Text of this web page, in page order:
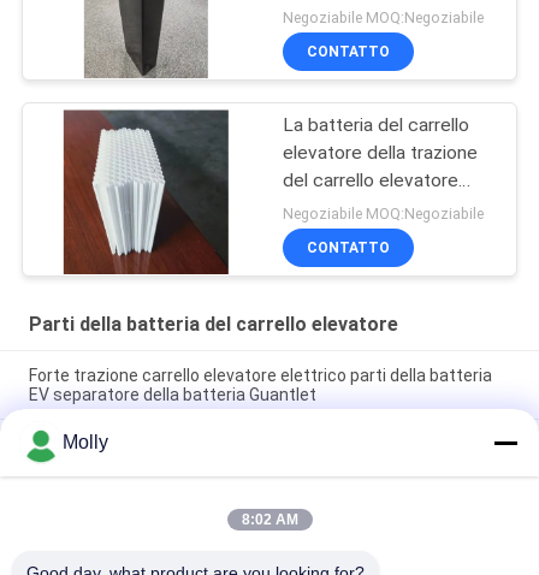
con materiale PP vergine
al 100% e dimensioni
personalizzabili - Scatola
Negoziabile MOQ:Negoziabile
CONTATTO
La batteria del carrello
elevatore della trazione
del carrello elevatore
parte il guantone di
protezione della batteria
tessuto 15tubesTubular
Negoziabile MOQ:Negoziabile
CONTATTO
Parti della batteria del carrello elevatore
Forte trazione carrello elevatore elettrico parti della batteria
EV separatore della batteria Guantlet
Colore professionale del nero della vite di Bolt della batteria
della trazione M10 con la testa della plastica
Parti della batteria del carrello elevatore di dimensione m.,
lunghezza 67mm pp materiali del galleggiante della spina dello
Molly
8:02 AM